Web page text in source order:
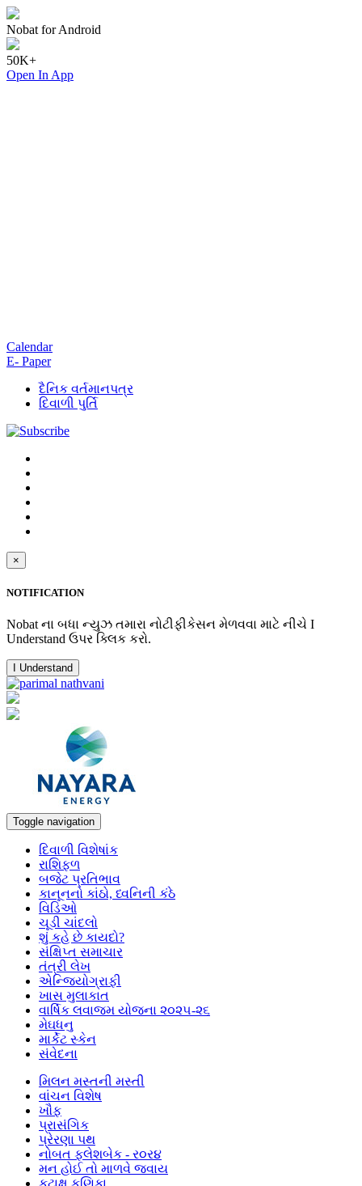
Nobat for Android
50K+
Open In App
Calendar
E- Paper
દૈનિક વર્તમાનપત્ર
દિવાળી પુર્તિ
×
NOTIFICATION
Nobat ના બધા ન્યુઝ તમારા નોટીફીકેસન મેળવવા માટે નીચે I
Understand ઉપર ક્લિક કરો.
I Understand
Toggle navigation
દિવાળી વિશેષાંક
રાશિફળ
બજેટ પ્રતિભાવ
કાનૂનનો કાંઠો, ધ્વનિની કંઠે
વિડિઓ
ચૂડી ચાંદલો
શું કહે છે કાયદો?
સંક્ષિપ્ત સમાચાર
તંત્રી લેખ
એન્જિયોગ્રાફી
ખાસ મુલાકાત
વાર્ષિક લવાજમ યોજના ૨૦૨૫-૨૬
મેઘધનુ
માર્કેટ સ્કેન
સંવેદના
મિલન મસ્તની મસ્તી
વાંચન વિશેષ
ખૌફ
પ્રાસંગિક
પ્રેરણા પથ
નોબત ફ્લેશબેક - ર૦ર૪
મન હોઈ તો માળવે જવાય